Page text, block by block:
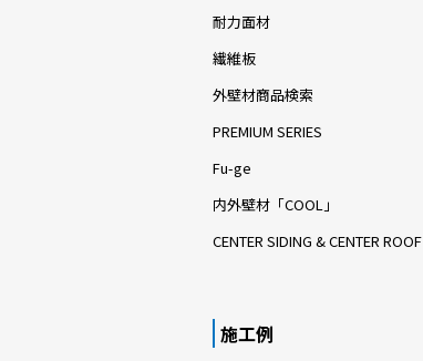
耐力面材
繊維板
外壁材商品検索
PREMIUM SERIES
Fu-ge
内外壁材「COOL」
CENTER SIDING & CENTER ROOF
施工例